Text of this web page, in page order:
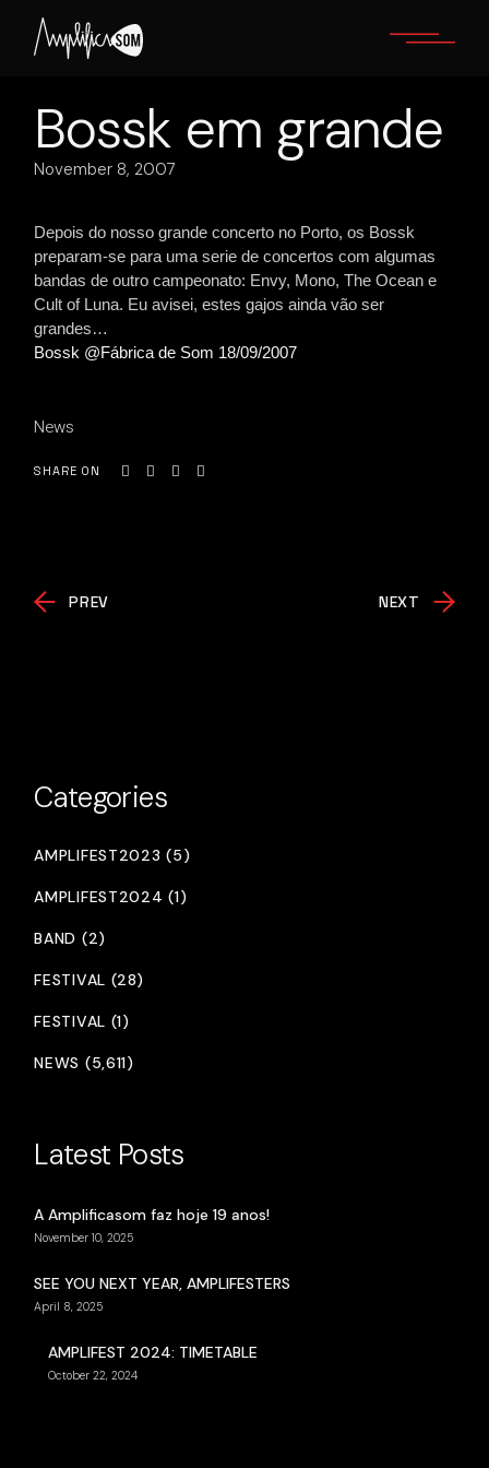
content
Bossk em grande
November 8, 2007
Depois do nosso grande concerto no Porto, os Bossk
preparam-se para uma serie de concertos com algumas
bandas de outro campeonato: Envy, Mono, The Ocean e
Cult of Luna. Eu avisei, estes gajos ainda vão ser
grandes…
Bossk @Fábrica de Som 18/09/2007
News
SHARE ON
PREV NEXT
Categories
AMPLIFEST2023 (5)
AMPLIFEST2024 (1)
BAND (2)
FESTIVAL (28)
FESTIVAL (1)
NEWS (5,611)
Latest Posts
A Amplificasom faz hoje 19 anos!
November 10, 2025
SEE YOU NEXT YEAR, AMPLIFESTERS
April 8, 2025
AMPLIFEST 2024: TIMETABLE
October 22, 2024